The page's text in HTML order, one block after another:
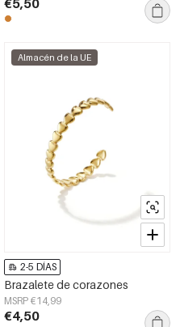
€5,50
Almacén de la UE
2-5 DÍAS
Brazalete de corazones
MSRP €14,99
€4,50